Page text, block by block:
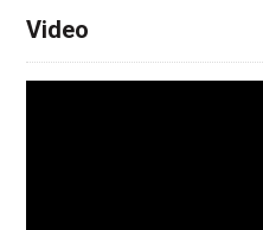
Video